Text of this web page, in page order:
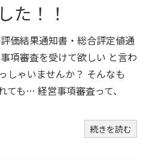
た！！
価結果通知書・総合評定値通
項審査を受けて欲しい と言わ
しゃいませんか？ そんなも
ても… 経営事項審査って、
続きを読む